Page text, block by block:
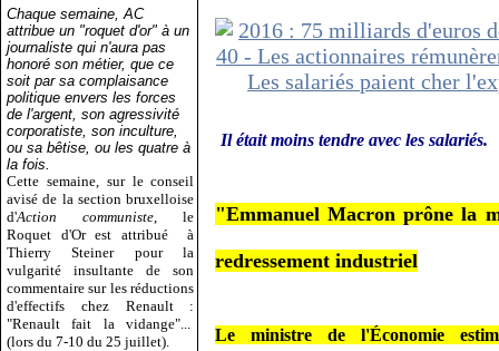
Chaque semaine, AC
attribue un "roquet d'or" à un
journaliste qui n'aura pas
honoré son métier, que ce
soit par sa complaisance
politique envers les forces
de l'argent, son agressivité
corporatiste, son inculture,
ou sa bêtise, ou les quatre à
la fois.
Cette semaine, sur le conseil
avisé de la section bruxelloise
d'Action communiste , le
Roquet d'Or est attribué
à
Thierry Steiner pour la
vulgarité insultante de son
commentaire sur les réductions
d'effectifs chez Renault :
"Renault fait la vidange"...
(lors du 7-10 du 25 juillet).
Il était moins tendre avec les salariés.
"Emmanuel Macron prône la
redressement industriel
Le ministre de l'Économie